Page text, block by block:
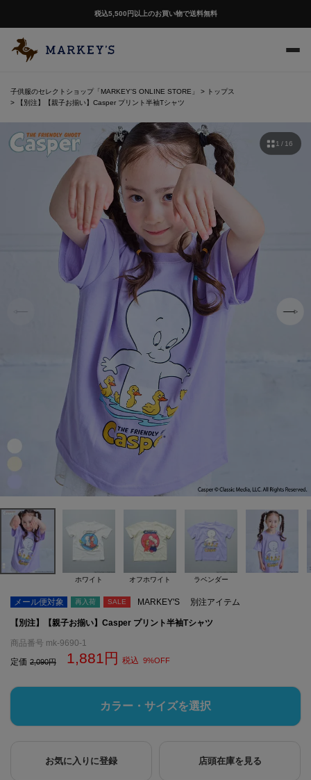
税込5,500円以上のお買い物で送料無料
子供服のセレクトショップ「MARKEY'S ONLINE STORE」
トップス
【別注】【親子お揃い】Casper プリント半袖Tシャツ
ホワイト オフホワイト ラベンダー
1 / 16
メール便対象 再入荷 SALE MARKEY'S 別注アイテム
【別注】【親子お揃い】Casper プリント半袖Tシャツ
商品番号 mk-9690-1
定価 2,090 1,881 税込 9%OFF
カラー・サイズを選択
お気に入りに登録 店頭在庫を見る